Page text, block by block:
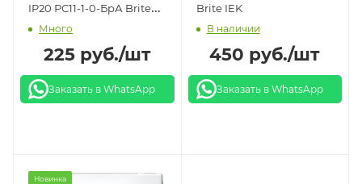
IP20 РС11-1-0-БрА Brite
IEK алюминий
Много
225руб./шт
Заказать в WhatsApp
Brite IEK
В наличии
450 руб./шт
Заказать в WhatsApp
Новинка